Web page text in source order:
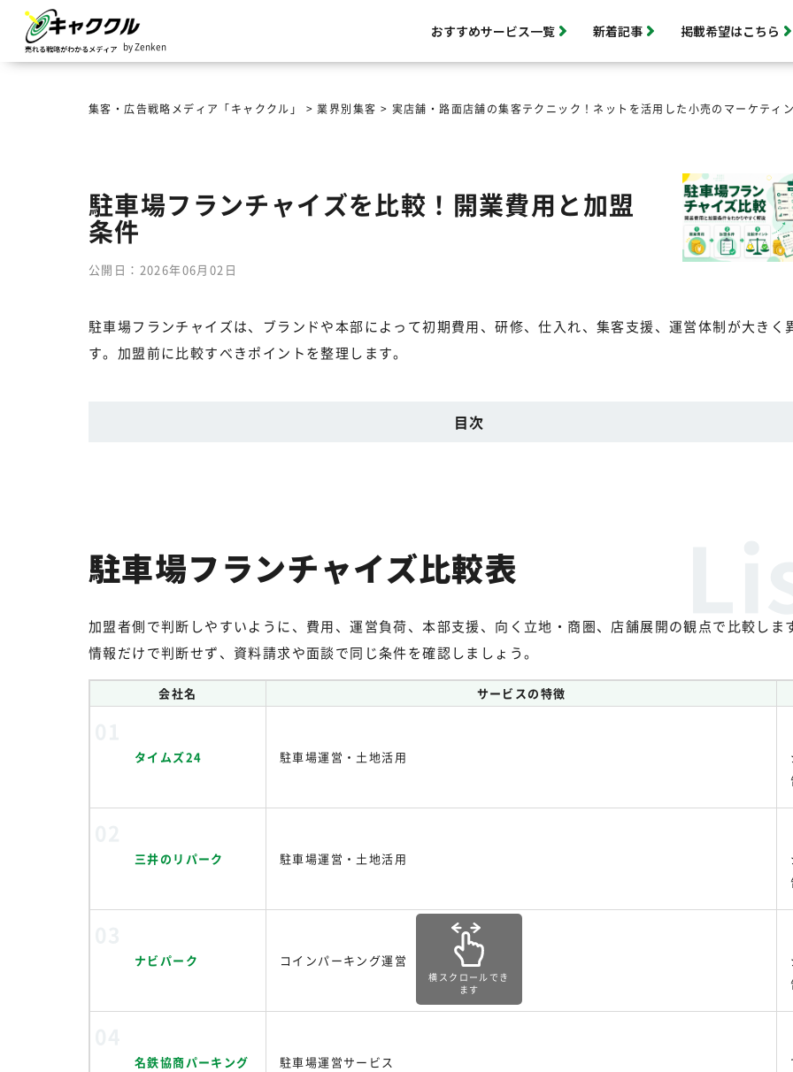
by Zenken
おすすめサービス一覧 新着記事 掲載希望はこちら
集客・広告戦略メディア「キャククル」 >業界別集客 > 実店舗・路面店舗の集客テクニック！ネットを活用した小売のマーケティ
駐車場フランチャイズを比較！開業費用と加盟
条件
公開日：2026年06月02日
駐車場フランチャイズは、ブランドや本部によって初期費用、研修、仕入れ、集客支援、運営体制が大きく
す。加盟前に比較すべきポイントを整理します。
目次
駐車場フランチャイズ比較表
加盟者側で判断しやすいように、費用、運営負荷、本部支援、向く立地・商圏、店舗展開の観点で比較しま
情報だけで判断せず、資料請求や面談で同じ条件を確認しましょう。
会社名 サービスの特徴
タイムズ24 駐車場運営・土地活用
三井のリパーク 駐車場運営・土地活用
ナビパーク コインパーキング運営
名鉄協商パーキング 駐車場運営サービス
横スクロールでき
ます